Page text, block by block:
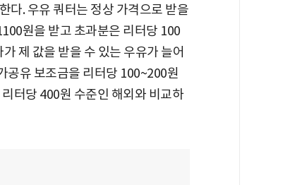
다. 우유 쿼터는 정상 가격으로 받을
원을 받고 초과분은 리터당 100
제 값을 받을 수 있는 우유가 늘어
공유 보조금을 리터당 100~200원
터당 400원 수준인 해외와 비교하